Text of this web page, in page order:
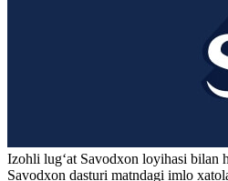
Izohli lugʻat Savodxon loyihasi bilan
Savodxon dasturi matndagi imlo